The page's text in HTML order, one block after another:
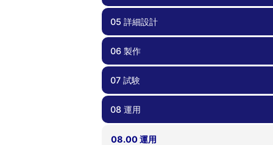
04.00 概念設計/基本設計
04.01 要求管理
04.02 過去のプロジェクトの教訓の反映
04.03 安全要求適合性確認
04.04 検証計画
05 詳細設計
05.00 詳細設計
05.01 部品・コンポーネント選択
05.02 リスク管理、FTA、FMEA
05.03 死なない衛星を心がける
05.04 過剰な保護機能を避ける
05.05 設計変更時の留意点
05.06 運用しやすい衛星設計
05.07 試験しやすい、製造しやすい衛星
05.08 設計根拠の理解
05.09 フライトモデルに移行する前に
05.10 安全要求適合性確認
06 製作
06.00 製作
06.01 品質管理
06.02 作業外注と内製
06.03 安全要求適合性確認
07 試験
07.00 試験
07.01 電磁適合性試験
07.02 End-to-Endミッション試験
07.03 電気的インターフェース（噛み合わ
07.04 システム機能試験
07.05 End-to-End長期運用試験
07.06 展開試験
07.07 フィットチェック
07.08 熱試験
07.09 振動試験
07.10 試験コンフィギュレーション
07.11 外部試験機関の利用
07.12 試験結果の評価
07.13 不具合対応
07.14 衛星の保管
07.15 安全要求適合性の確認
08 運用
08.00 運用